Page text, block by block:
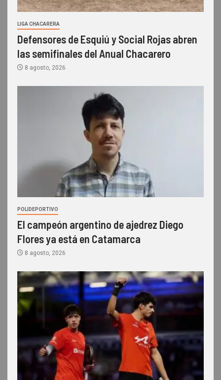
LIGA CHACARERA
Defensores de Esquiú y Social Rojas abren
las semifinales del Anual Chacarero
8 agosto, 2026
POLIDEPORTIVO
El campeón argentino de ajedrez Diego
Flores ya está en Catamarca
8 agosto, 2026